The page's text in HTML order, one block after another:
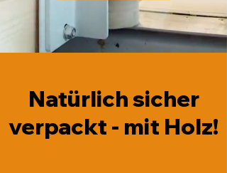
Natürlich sicher
verpackt - mit Holz!